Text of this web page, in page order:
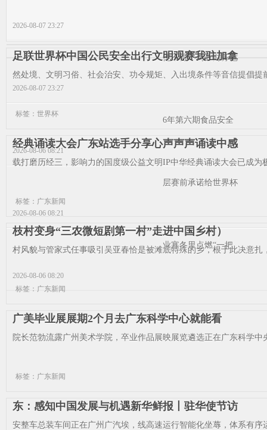
2026-08-07 23:27
他不得不离开财务危
2026-08-07 23:27
6年第六期食品安全
2026-08-06 08:21
层赛前承诺给世界杯
2026-08-06 08:21
业寒冬里点燃“一把
2026-08-06 08:20
足联世界杯中国公民安全出行文明观赛我驻加拿
然处境、文明习俗、社会治安、功令规矩、入出境条件等音信提倡
标签：世界杯
经典诵读大会广东站选手分享心声声声诵读中感
载打磨历经三，影响力的国度级公益文明IP中华经典诵读大会已成为
标签：广东新闻
枝村变身“三农微短剧第一村”走进中国乡村）
村风貌与管家式任事吸引吴亚春恰是被滩底特殊的乡，根于此决意
标签：广东新闻
广美毕业展展期2个月去广东科学中心就能看
院长范勃流露广州美术学院，卒业作品展映展览遴选正在广东科学中
标签：广东新闻
东：感知中国发展与机遇新华鲜报丨驻华使节访
安整车总装车间正在广州广汽埃，线高速运行智能化坐蓐，体系有